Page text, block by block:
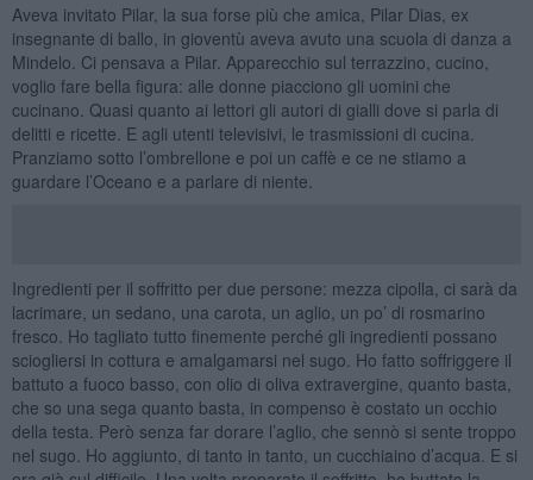
Aveva invitato Pilar, la sua forse più che amica, Pilar Dias, ex
insegnante di ballo, in gioventù aveva avuto una scuola di danza a
Mindelo. Ci pensava a Pilar. Apparecchio sul terrazzino, cucino,
voglio fare bella figura: alle donne piacciono gli uomini che
cucinano. Quasi quanto ai lettori gli autori di gialli dove si parla di
delitti e ricette. E agli utenti televisivi, le trasmissioni di cucina.
Pranziamo sotto l’ombrellone e poi un caffè e ce ne stiamo a
guardare l’Oceano e a parlare di niente.
Ingredienti per il soffritto per due persone: mezza cipolla, ci sarà da
lacrimare, un sedano, una carota, un aglio, un po’ di rosmarino
fresco. Ho tagliato tutto finemente perché gli ingredienti possano
sciogliersi in cottura e amalgamarsi nel sugo. Ho fatto soffriggere il
battuto a fuoco basso, con olio di oliva extravergine, quanto basta,
che so una sega quanto basta, in compenso è costato un occhio
della testa. Però senza far dorare l’aglio, che sennò si sente troppo
nel sugo. Ho aggiunto, di tanto in tanto, un cucchiaino d’acqua. E si